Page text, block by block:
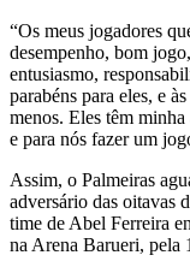
“Os meus jogadores
desempenho, bom
entusiasmo,
parabéns para eles, e
menos. Eles têm
e para nós fazer um
Assim, o Palmeiras
adversário das oitavas
time de Abel Ferreira
na Arena Barueri, pela